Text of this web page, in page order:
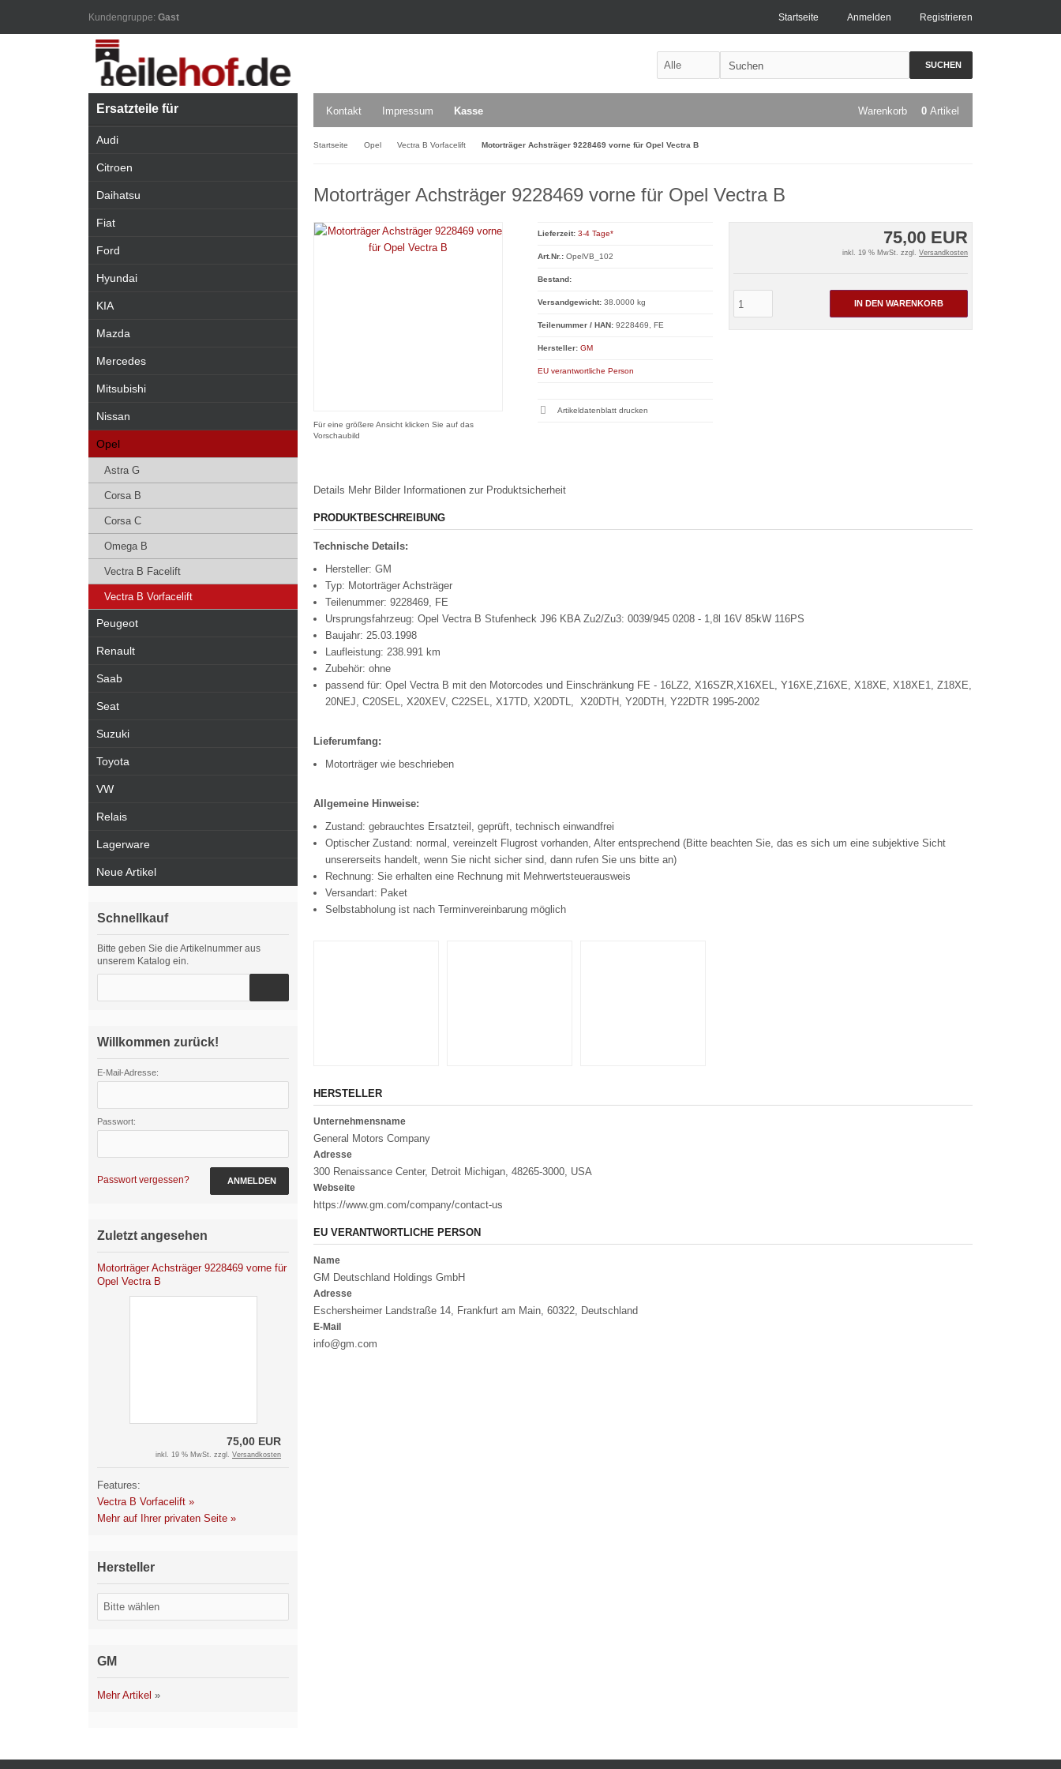
Kundengruppe: Gast Registrieren
Anmelden
Startseite
SUCHEN
Kontakt Impressum Kasse Warenkorb 0 Artikel
Startseite Opel Vectra B Vorfacelift Motorträger Achsträger 9228469 vorne für Opel Vectra B
Motorträger Achsträger 9228469 vorne für Opel Vectra B
Für eine größere Ansicht klicken Sie auf das
Vorschaubild
75,00 EUR
inkl. 19 % MwSt. zzgl. Versandkosten
IN DEN WARENKORB
Lieferzeit: 3-4 Tage*
Art.Nr.: OpelVB_102
Bestand:
Versandgewicht:38.0000 kg
Teilenummer / HAN:9228469, FE
Hersteller: GM
EU verantwortliche Person
Artikeldatenblatt drucken
Details Mehr Bilder Informationen zur Produktsicherheit
PRODUKTBESCHREIBUNG
Technische Details:
Hersteller: GM
Typ: Motorträger Achsträger
Teilenummer: 9228469, FE
Ursprungsfahrzeug: Opel Vectra B Stufenheck J96 KBA Zu2/Zu3: 0039/945 0208 - 1,8l 16V 85kW 116PS
Baujahr: 25.03.1998
Laufleistung: 238.991 km
Zubehör: ohne
passend für: Opel Vectra B mit den Motorcodes und Einschränkung FE - 16LZ2, X16SZR,X16XEL, Y16XE,Z16XE, X18XE, X18XE1, Z18XE,
20NEJ, C20SEL, X20XEV, C22SEL, X17TD, X20DTL, X20DTH, Y20DTH, Y22DTR 1995-2002
Lieferumfang:
Motorträger wie beschrieben
Allgemeine Hinweise:
Zustand: gebrauchtes Ersatzteil, geprüft, technisch einwandfrei
Optischer Zustand: normal, vereinzelt Flugrost vorhanden, Alter entsprechend (Bitte beachten Sie, das es sich um eine subjektive Sicht
unsererseits handelt, wenn Sie nicht sicher sind, dann rufen Sie uns bitte an)
Rechnung: Sie erhalten eine Rechnung mit Mehrwertsteuerausweis
Versandart: Paket
Selbstabholung ist nach Terminvereinbarung möglich
HERSTELLER
Unternehmensname
General Motors Company
Adresse
300 Renaissance Center, Detroit Michigan, 48265-3000, USA
Webseite
https://www.gm.com/company/contact-us
EU VERANTWORTLICHE PERSON
Name
GM Deutschland Holdings GmbH
Adresse
Eschersheimer Landstraße 14, Frankfurt am Main, 60322, Deutschland
E-Mail
info@gm.com
Ersatzteile für
Audi
Citroen
Daihatsu
Fiat
Ford
Hyundai
KIA
Mazda
Mercedes
Mitsubishi
Nissan
Opel
Astra G
Corsa B
Corsa C
Omega B
Vectra B Facelift
Vectra B Vorfacelift
Peugeot
Renault
Saab
Seat
Suzuki
Toyota
VW
Relais
Lagerware
Neue Artikel
Schnellkauf
Bitte geben Sie die Artikelnummer aus
unserem Katalog ein.
Willkommen zurück!
E-Mail-Adresse:
Passwort:
Passwort vergessen? ANMELDEN
Zuletzt angesehen
Motorträger Achsträger 9228469 vorne für
Opel Vectra B
75,00 EUR
inkl. 19 % MwSt. zzgl. Versandkosten
Features:
Vectra B Vorfacelift »
Mehr auf Ihrer privaten Seite »
Hersteller
GM
Mehr Artikel »